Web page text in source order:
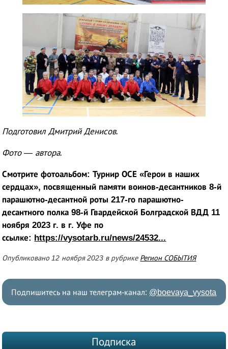
Подготовил Дмитрий Денисов.
Фото — автора.
Смотрите фотоальбом: Турнир ОСЕ «Герои в наших
сердцах», посвященный памяти воинов-десантников 8-й
парашютно-десантной роты 217-го парашютно-
десантного полка 98-й Гвардейской Болградской ВДД 11
ноября 2023 г. в г. Уфе по
ссылке: https://vysotarb.ru/news/24532...
Опубликовано 12 ноября 2023 в рубрике Регион СОБЫТИЯ
Подпишитесь на наш телеграм-канал: @boevaya_vysota
Подписка